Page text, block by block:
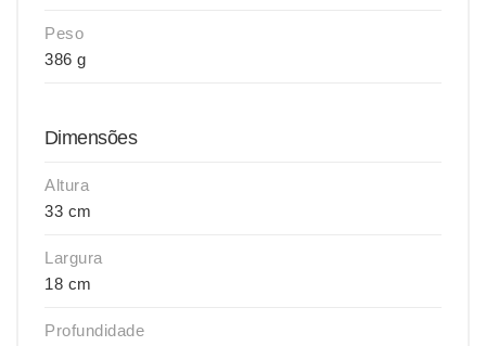
Peso
386 g
Dimensões
Altura
33 cm
Largura
18 cm
Profundidade